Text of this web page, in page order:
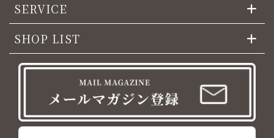
SERVICE
SHOP LIST